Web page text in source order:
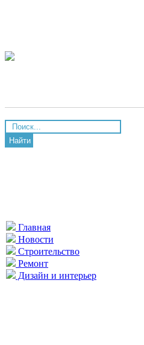
Найти
Главная
Новости
Строительство
Ремонт
Дизайн и интерьер